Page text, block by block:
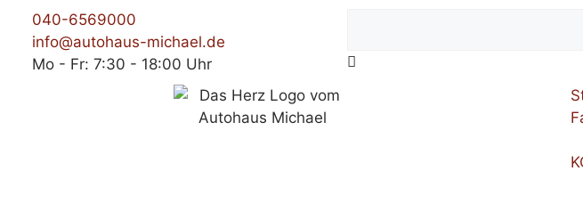
040-6569000
info@autohaus-michael.de
Mo - Fr: 7:30 - 18:00 Uhr